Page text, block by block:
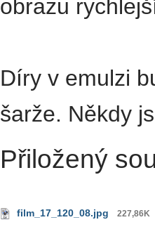
obrazu
Díry v emulzi
šarže. Někdy
Přiložený
film_17_120_08.jpg 227,86K